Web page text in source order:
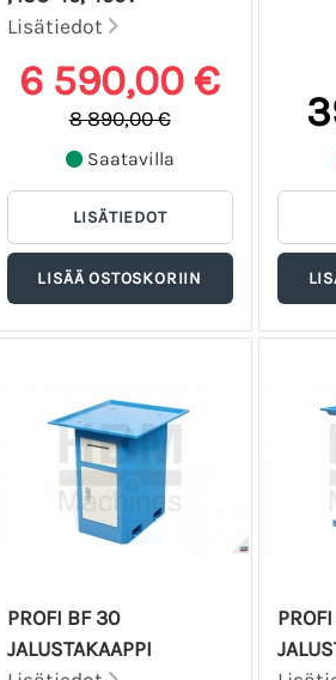
Lisätiedot
6 590,00 €
8 890,00 €
Saatavilla
PROFI BF 30
JALUSTAKAAPPI